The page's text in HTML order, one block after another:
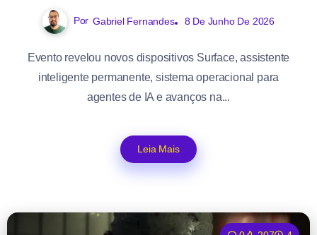
Por Gabriel Fernandes 8 De Junho De 2026
Evento revelou novos dispositivos Surface, assistente
inteligente permanente, sistema operacional para
agentes de IA e avanços na...
Leia Mais